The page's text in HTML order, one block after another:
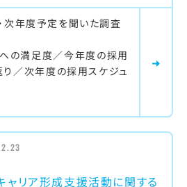
次年度予定を聞いた調査
の満足度／今年度の採用
／次年度の採用スケジュ
ャリア形成支援活動に関する